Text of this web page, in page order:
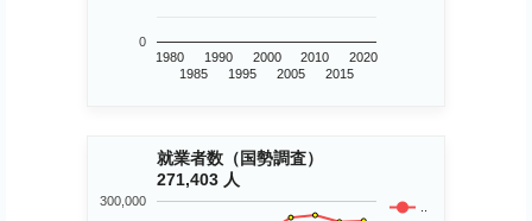
1980
1985
1990
1995
2000
2005
2010
2015
2020
0
就業者数（国勢調査）
271,403 人
..
300,000